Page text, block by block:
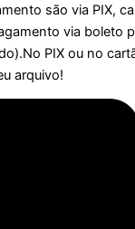
são via PIX,
via boleto
PIX ou no
arquivo!